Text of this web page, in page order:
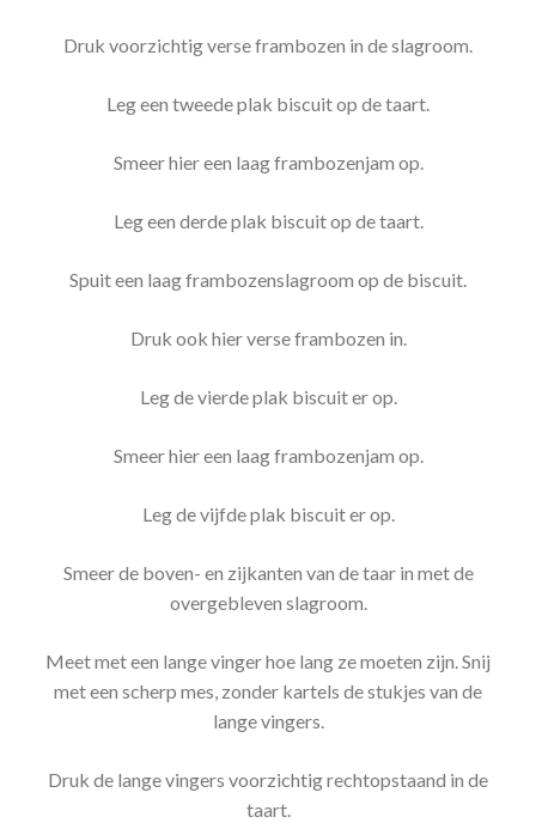
Druk voorzichtig verse frambozen in de slagroom.
Leg een tweede plak biscuit op de taart.
Smeer hier een laag frambozenjam op.
Leg een derde plak biscuit op de taart.
Spuit een laag frambozenslagroom op de biscuit.
Druk ook hier verse frambozen in.
Leg de vierde plak biscuit er op.
Smeer hier een laag frambozenjam op.
Leg de vijfde plak biscuit er op.
Smeer de boven- en zijkanten van de taar in met de
overgebleven slagroom.
Meet met een lange vinger hoe lang ze moeten zijn. Snij
met een scherp mes, zonder kartels de stukjes van de
lange vingers.
Druk de lange vingers voorzichtig rechtopstaand in de
taart.